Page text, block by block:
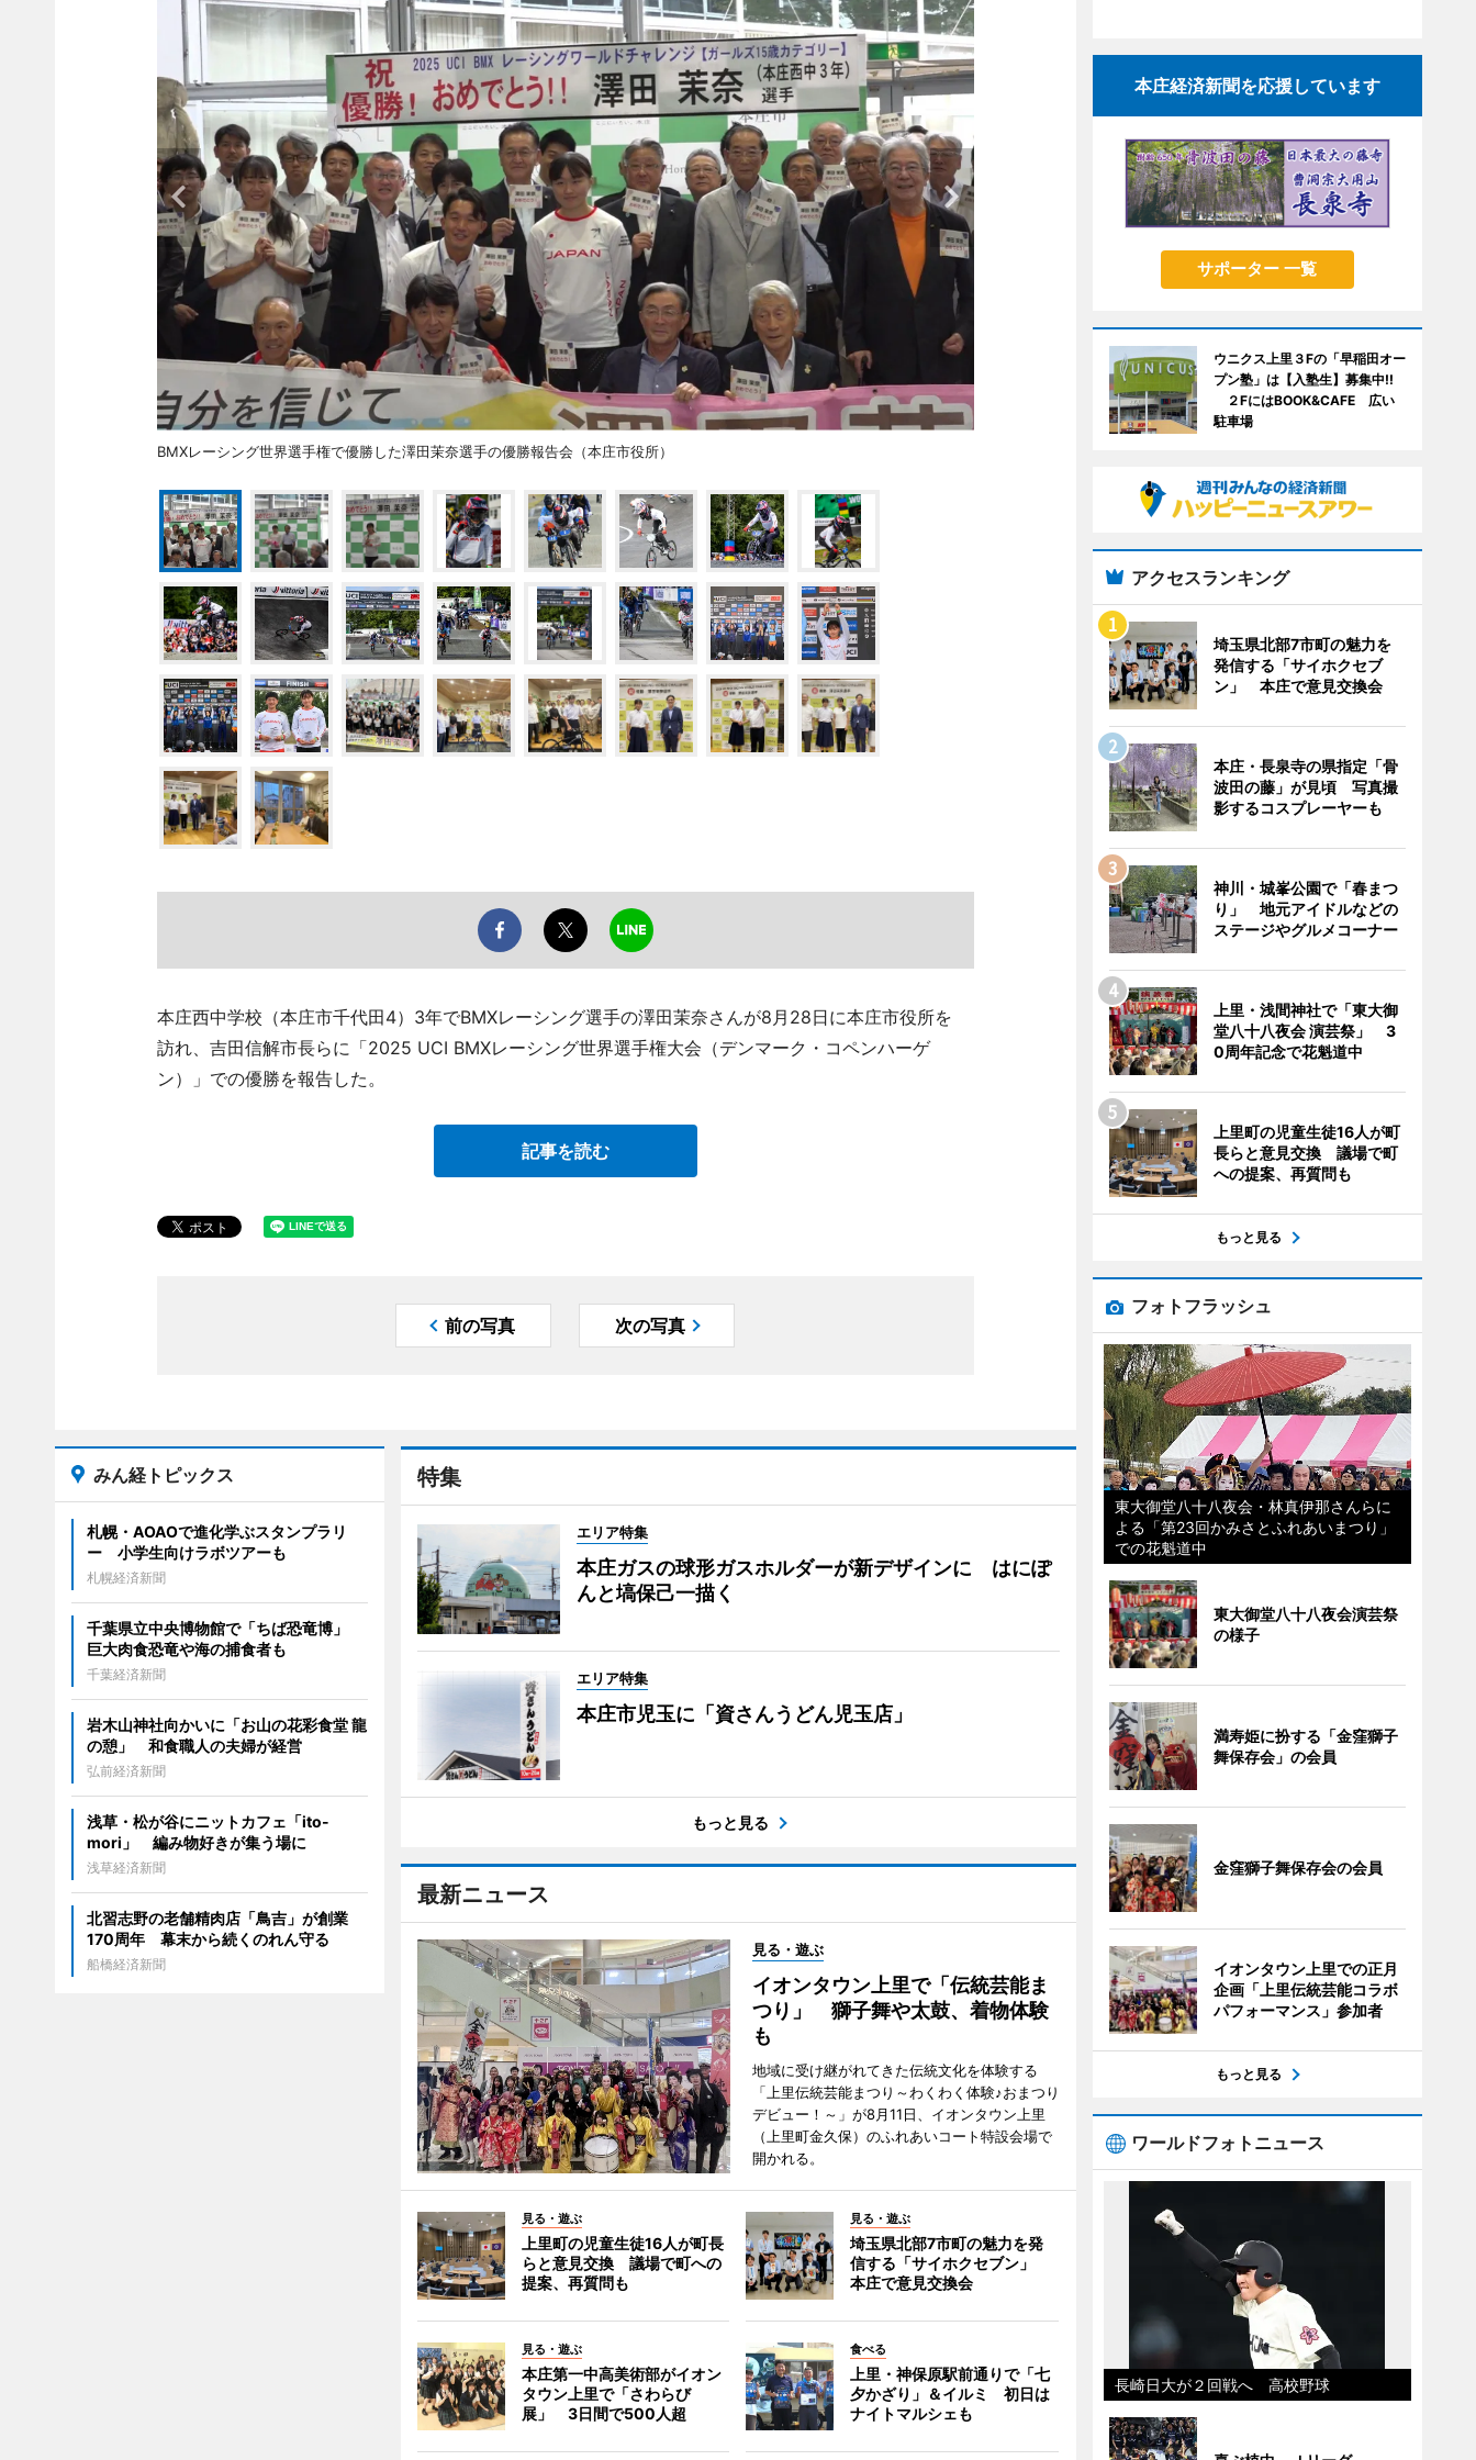
BMXレーシング世界選手権で優勝した澤田茉奈選手の優勝報告会（本庄市役所）
本庄西中学校（本庄市千代田4）3年でBMXレーシング選手の澤田茉奈さんが8月28日に本庄市役所を
訪れ、吉田信解市長らに「2025 UCI BMXレーシング世界選手権大会（デンマーク・コペンハーゲ
ン）」での優勝を報告した。
記事を読む
前の写真 次の写真
特集
エリア特集
本庄ガスの球形ガスホルダーが新デザインに はにぽ
んと塙保己一描く
エリア特集
本庄市児玉に「資さんうどん児玉店」
もっと見る
最新ニュース
見る・遊ぶ
イオンタウン上里で「伝統芸能ま
つり」 獅子舞や太鼓、着物体験
も
地域に受け継がれてきた伝統文化を体験する
「上里伝統芸能まつり～わくわく体験♪おまつり
デビュー！～」が8月11日、イオンタウン上里
（上里町金久保）のふれあいコート特設会場で
開かれる。
見る・遊ぶ
上里町の児童生徒16人が町長
らと意見交換 議場で町への
提案、再質問も
見る・遊ぶ
埼玉県北部7市町の魅力を発
信する「サイホクセブン」
本庄で意見交換会
見る・遊ぶ
本庄第一中高美術部がイオン
タウン上里で「さわらび
展」 3日間で500人超
食べる
上里・神保原駅前通りで「七
夕かざり」＆イルミ 初日は
ナイトマルシェも
みん経トピックス
札幌・AOAOで進化学ぶスタンプラリ
ー 小学生向けラボツアーも
札幌経済新聞
千葉県立中央博物館で「ちば恐竜博」
巨大肉食恐竜や海の捕食者も
千葉経済新聞
岩木山神社向かいに「お山の花彩食堂 龍
の憩」 和食職人の夫婦が経営
弘前経済新聞
浅草・松が谷にニットカフェ「ito-
mori」 編み物好きが集う場に
浅草経済新聞
北習志野の老舗精肉店「鳥吉」が創業
170周年 幕末から続くのれん守る
船橋経済新聞
本庄経済新聞を応援しています
サポーター 一覧
ウニクス上里３Fの「早稲田オー
プン塾」は【入塾生】募集中!!
２FにはBOOK&CAFE 広い
駐車場
アクセスランキング
埼玉県北部7市町の魅力を
発信する「サイホクセブ
ン」 本庄で意見交換会
本庄・長泉寺の県指定「骨
波田の藤」が見頃 写真撮
影するコスプレーヤーも
神川・城峯公園で「春まつ
り」 地元アイドルなどの
ステージやグルメコーナー
上里・浅間神社で「東大御
堂八十八夜会 演芸祭」 3
0周年記念で花魁道中
上里町の児童生徒16人が町
長らと意見交換 議場で町
への提案、再質問も
もっと見る
フォトフラッシュ
東大御堂八十八夜会・林真伊那さんらに
よる「第23回かみさとふれあいまつり」
での花魁道中
東大御堂八十八夜会演芸祭
の様子
満寿姫に扮する「金窪獅子
舞保存会」の会員
金窪獅子舞保存会の会員
イオンタウン上里での正月
企画「上里伝統芸能コラボ
パフォーマンス」参加者
もっと見る
ワールドフォトニュース
長崎日大が２回戦へ 高校野球